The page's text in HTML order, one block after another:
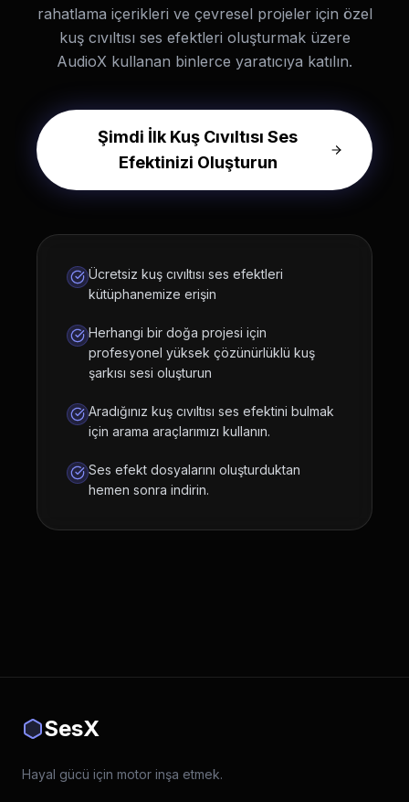
rahatlama içerikleri ve çevresel projeler için özel
kuş cıvıltısı ses efektleri oluşturmak üzere
AudioX kullanan binlerce yaratıcıya katılın.
Şimdi İlk Kuş Cıvıltısı Ses
Efektinizi Oluşturun
Ücretsiz kuş cıvıltısı ses efektleri
kütüphanemize erişin
Herhangi bir doğa projesi için
profesyonel yüksek çözünürlüklü kuş
şarkısı sesi oluşturun
Aradığınız kuş cıvıltısı ses efektini bulmak
için arama araçlarımızı kullanın.
Ses efekt dosyalarını oluşturduktan
hemen sonra indirin.
SesX
Hayal gücü için motor inşa etmek.